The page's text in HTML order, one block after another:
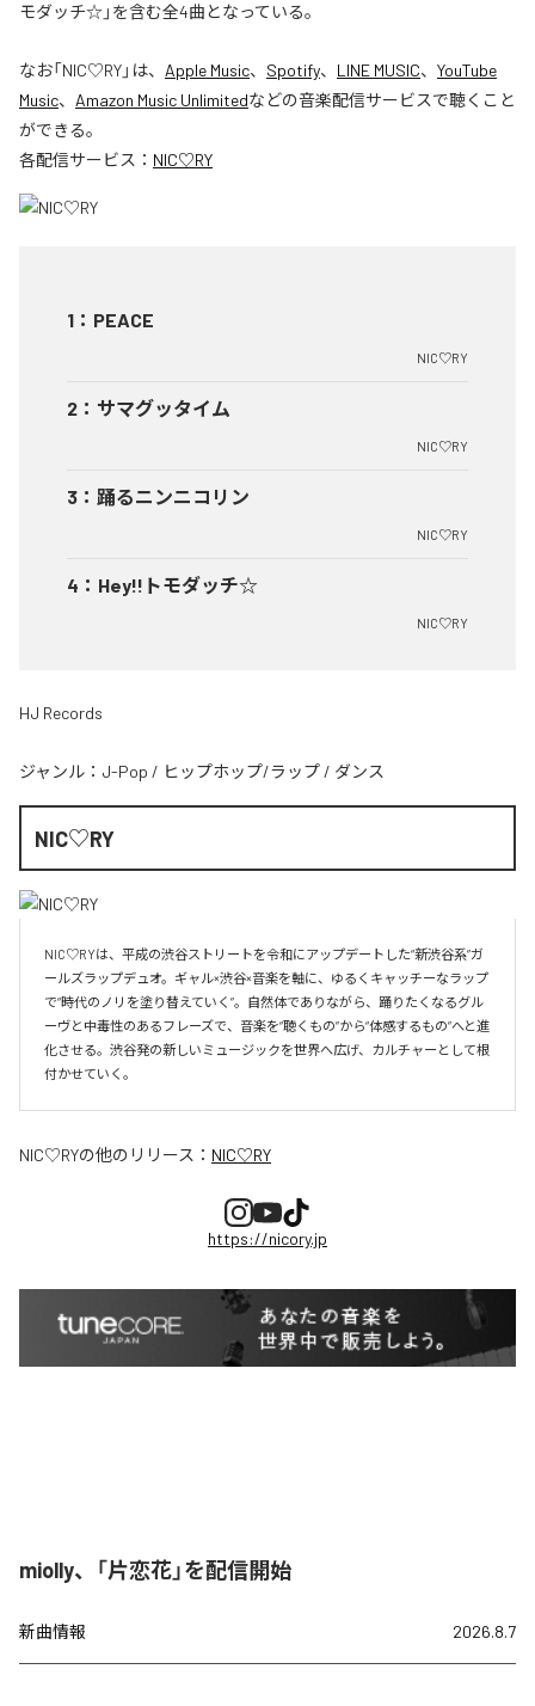
モダッチ☆」を含む全4曲となっている。
なお「NIC♡RY」は、 Apple Music、 Spotify、 LINE MUSIC、 YouTube
Music、 Amazon Music Unlimitedなどの音楽配信サービスで聴くこと
ができる。
各配信サービス： NIC♡RY
1 ： PEACE
NIC♡RY
2 ： サマグッタイム
NIC♡RY
3 ： 踊るニンニコリン
NIC♡RY
4 ： Hey!!トモダッチ☆
NIC♡RY
HJ Records
ジャンル： J-Pop / ヒップホップ/ラップ / ダンス
NIC♡RY
NIC♡RYは、平成の渋谷ストリートを令和にアップデートした“新渋谷系”ガ
ールズラップデュオ。ギャル×渋谷×音楽を軸に、ゆるくキャッチーなラップ
で“時代のノリを塗り替えていく”。自然体でありながら、踊りたくなるグル
ーヴと中毒性のあるフレーズで、音楽を“聴くもの”から“体感するもの”へと進
化させる。渋谷発の新しいミュージックを世界へ広げ、カルチャーとして根
付かせていく。
NIC♡RYの他のリリース： NIC♡RY
https://nicory.jp
miolly、「片恋花」を配信開始
新曲情報 2026.8.7